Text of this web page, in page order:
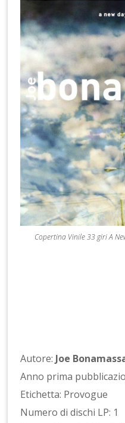
Copertina Vinile 33 giri A
Autore: Joe
Anno prima
Etichetta: Provogue
Numero di dischi LP: 1